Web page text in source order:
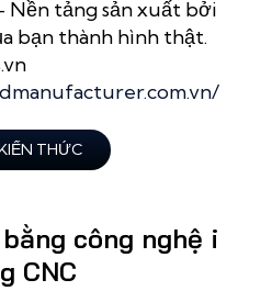
Nền tảng sản xuất bởi
bạn thành hình thật.
THỨC
công nghệ i
CNC